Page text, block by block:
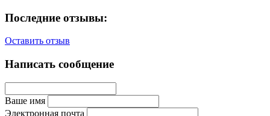
Последние отзывы:
Оставить отзыв
Написать сообщение
Ваше имя
Электронная почта